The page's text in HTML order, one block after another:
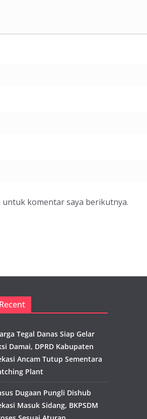
untuk komentar saya berikutnya.
Recent
Tegal Danas Siap Gelar
Damai, DPRD Kabupaten
Ancam Tutup Sementara
Plant
Dugaan Pungli Dishub
Masuk Sidang, BKPSDM